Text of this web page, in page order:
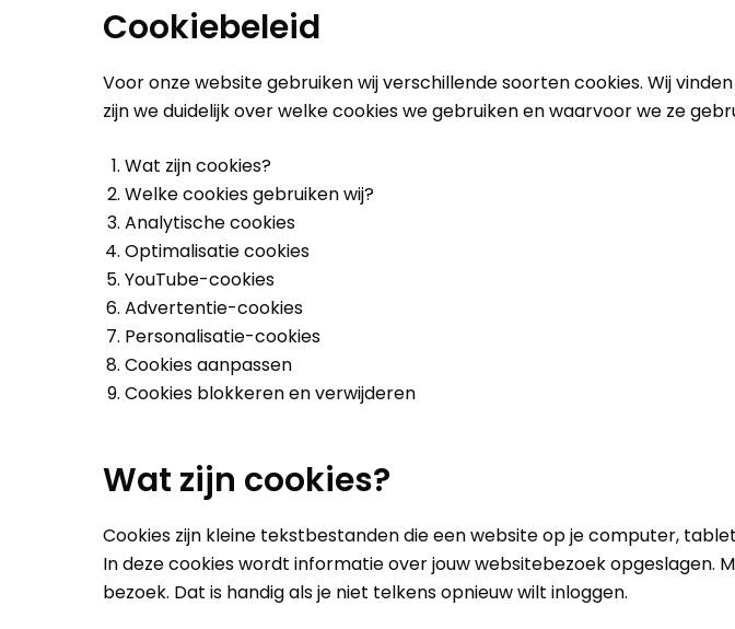
Cookiebeleid
Voor onze website gebruiken wij verschillende soorten cookies. Wij
zijn we duidelijk over welke cookies we gebruiken en waarvoor we ze
Wat zijn cookies?
Welke cookies gebruiken wij?
Analytische cookies
Optimalisatie cookies
YouTube-cookies
Advertentie-cookies
Personalisatie-cookies
Cookies aanpassen
Cookies blokkeren en verwijderen
Wat zijn cookies?
Cookies zijn kleine tekstbestanden die een website op je computer,
In deze cookies wordt informatie over jouw websitebezoek opgeslagen.
bezoek. Dat is handig als je niet telkens opnieuw wilt inloggen.